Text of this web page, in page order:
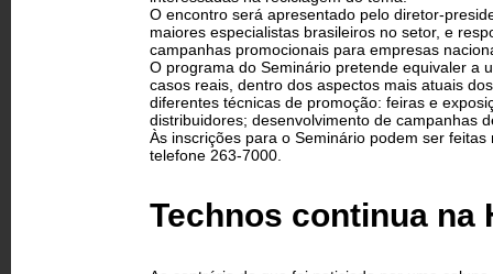
O encontro será apresentado pelo diretor-
maiores especialistas brasileiros no setor, e
campanhas promocionais para empresas
O programa do Seminário pretende equivaler a
casos reais, dentro dos aspectos mais atuais
diferentes técnicas de promoção: feiras e
distribuidores; desenvolvimento de campanhas
Às inscrições para o Seminário podem ser
telefone 263-7000.
Technos continua na